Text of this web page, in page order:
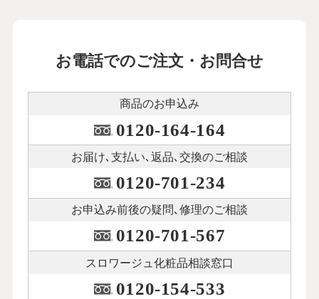
お電話でのご注文・お問合せ
商品のお申込み
0120-164-164
お届け､支払い､ 返品､交換のご相談
0120-701-234
お申込み前後の疑問､修理のご相談
0120-701-567
スロワージュ化粧品相談窓口
0120-154-533